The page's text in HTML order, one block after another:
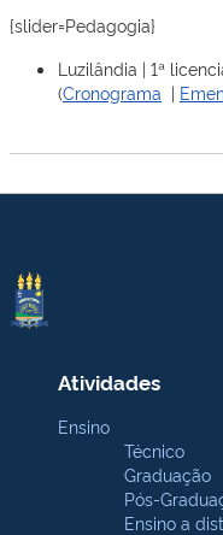
{slider=Pedagogia}
Luzilândia | 1ª
(Cronograma |
Atividades
Ensino
Técnico
Graduação
Pós-
Ensino a